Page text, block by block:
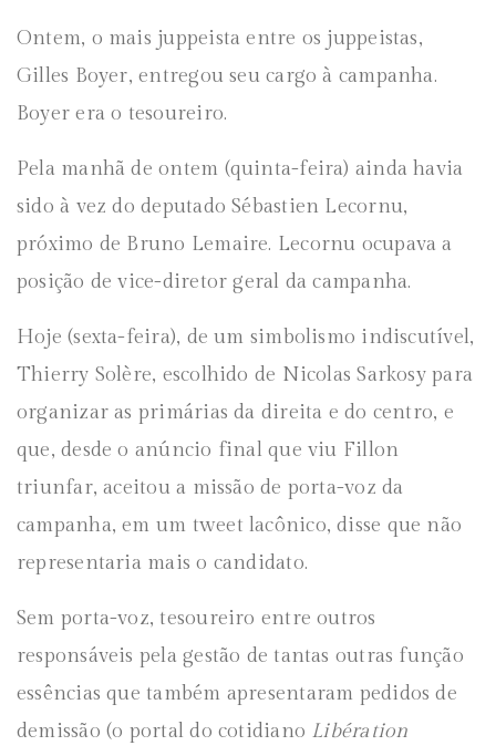
Ontem, o mais juppeista entre os juppeistas,
Gilles Boyer, entregou seu cargo à campanha.
Boyer era o tesoureiro.
Pela manhã de ontem (quinta-feira) ainda havia
sido à vez do deputado Sébastien Lecornu,
próximo de Bruno Lemaire. Lecornu ocupava a
posição de vice-diretor geral da campanha.
Hoje (sexta-feira), de um simbolismo indiscutível,
Thierry Solère, escolhido de Nicolas Sarkosy para
organizar as primárias da direita e do centro, e
que, desde o anúncio final que viu Fillon
triunfar, aceitou a missão de porta-voz da
campanha, em um tweet lacônico, disse que não
representaria mais o candidato.
Sem porta-voz, tesoureiro entre outros
responsáveis pela gestão de tantas outras função
essências que também apresentaram pedidos de
demissão (o portal do cotidiano Libération